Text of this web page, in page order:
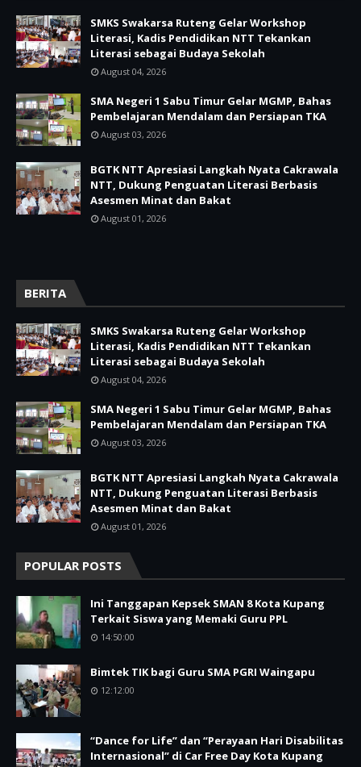
SMKS Swakarsa Ruteng Gelar Workshop
Literasi, Kadis Pendidikan NTT Tekankan
Literasi sebagai Budaya Sekolah
August 04, 2026
SMA Negeri 1 Sabu Timur Gelar MGMP, Bahas
Pembelajaran Mendalam dan Persiapan TKA
August 03, 2026
BGTK NTT Apresiasi Langkah Nyata Cakrawala
NTT, Dukung Penguatan Literasi Berbasis
Asesmen Minat dan Bakat
August 01, 2026
BERITA
SMKS Swakarsa Ruteng Gelar Workshop
Literasi, Kadis Pendidikan NTT Tekankan
Literasi sebagai Budaya Sekolah
August 04, 2026
SMA Negeri 1 Sabu Timur Gelar MGMP, Bahas
Pembelajaran Mendalam dan Persiapan TKA
August 03, 2026
BGTK NTT Apresiasi Langkah Nyata Cakrawala
NTT, Dukung Penguatan Literasi Berbasis
Asesmen Minat dan Bakat
August 01, 2026
POPULAR POSTS
Ini Tanggapan Kepsek SMAN 8 Kota Kupang
Terkait Siswa yang Memaki Guru PPL
14:50:00
Bimtek TIK bagi Guru SMA PGRI Waingapu
12:12:00
“Dance for Life” dan “Perayaan Hari Disabilitas
Internasional” di Car Free Day Kota Kupang